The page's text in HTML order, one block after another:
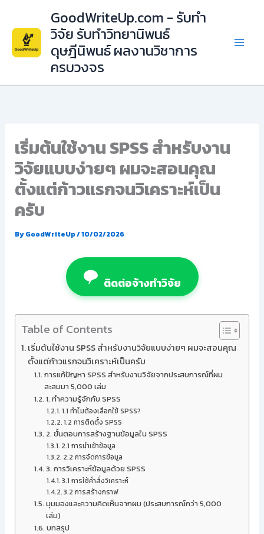
content
GoodWriteUp.com - รับทำ
วิจัย รับทำวิทยานิพนธ์
ดุษฎีนิพนธ์ ผลงานวิชาการ
ครบวงจร
เริ่มต้นใช้งาน SPSS สำหรับงาน
วิจัยแบบง่ายๆ ผมจะสอนคุณ
ตั้งแต่ก้าวแรกจนวิเคราะห์เป็น
ครับ
ByGoodWriteUp/10/02/2026
ติดต่อจ้างทำวิจัย
Table of Contents
เริ่มต้นใช้งาน SPSS สำหรับงานวิจัยแบบง่ายๆ ผมจะสอนคุณ
ตั้งแต่ก้าวแรกจนวิเคราะห์เป็นครับ
การแก้ปัญหา SPSS สำหรับงานวิจัยจากประสบการณ์ที่ผม
สะสมมา 5,000 เล่ม
1. ทำความรู้จักกับ SPSS
1.1 ทำไมต้องเลือกใช้ SPSS?
1.2 การติดตั้ง SPSS
2. ขั้นตอนการสร้างฐานข้อมูลใน SPSS
2.1 การนำเข้าข้อมูล
2.2 การจัดการข้อมูล
3. การวิเคราะห์ข้อมูลด้วย SPSS
3.1 การใช้คำสั่งวิเคราะห์
3.2 การสร้างกราฟ
มุมมองและความคิดเห็นจากผม (ประสบการณ์กว่า 5,000
เล่ม)
บทสรุป